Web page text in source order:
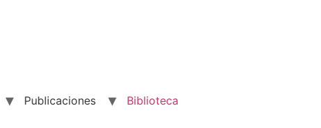
Publicaciones Biblioteca